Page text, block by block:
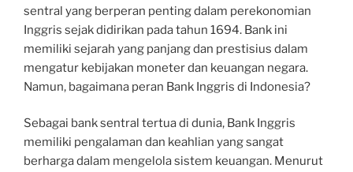
sentral yang berperan penting dalam perekonomian
Inggris sejak didirikan pada tahun 1694. Bank ini
memiliki sejarah yang panjang dan prestisius dalam
mengatur kebijakan moneter dan keuangan negara.
Namun, bagaimana peran Bank Inggris di Indonesia?
Sebagai bank sentral tertua di dunia, Bank Inggris
memiliki pengalaman dan keahlian yang sangat
berharga dalam mengelola sistem keuangan. Menurut